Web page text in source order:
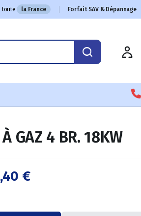
toute la France Forfait SAV & Dépannage
GAZ 4 BR. 18KW
€